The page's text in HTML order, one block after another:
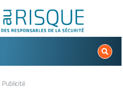
Publicité